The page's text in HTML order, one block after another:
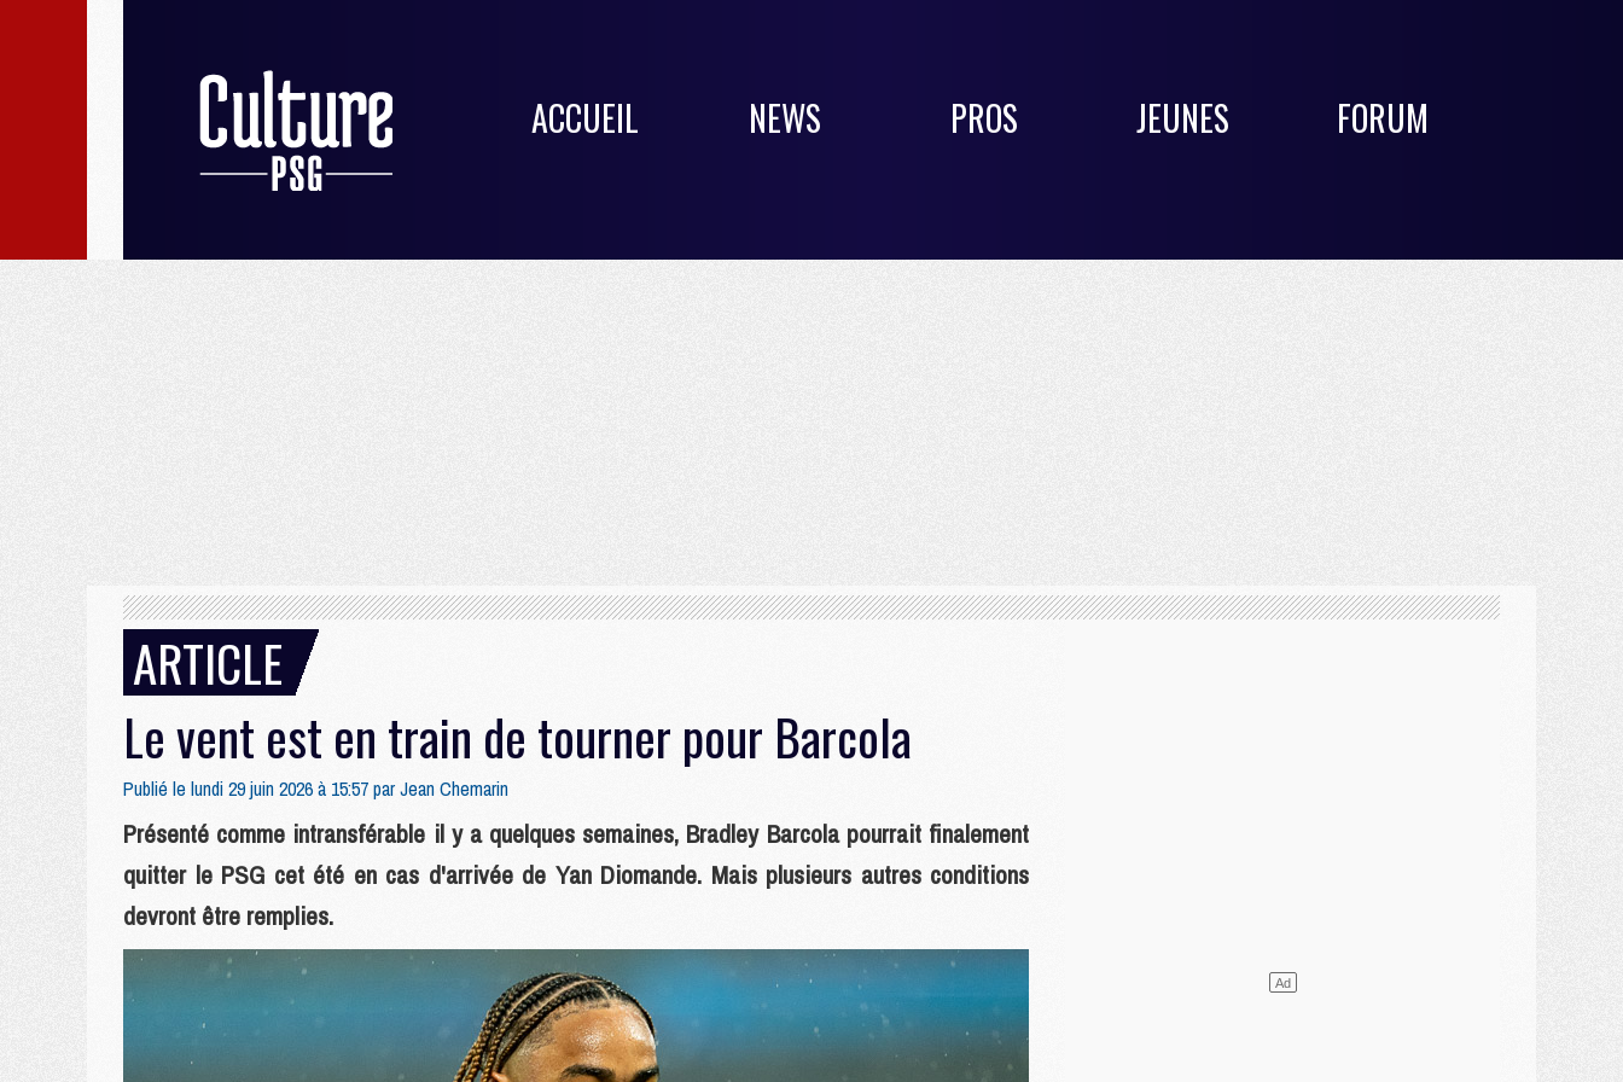
ACCUEIL NEWS PROS JEUNES FORUM
ARTICLE
Le vent est en train de tourner pour Barcola
Publié le lundi 29 juin 2026 à 15:57 parJean Chemarin
Présenté comme intransférable il y a quelques semaines, Bradley Barcola pourrait finalement
quitter le PSG cet été en cas d'arrivée de Yan Diomande. Mais plusieurs autres conditions
devront être remplies.